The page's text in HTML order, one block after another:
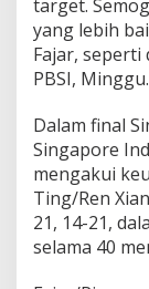
target.
yang lebih
Fajar,
PBSI, Minggu.
Dalam final
Singapore
mengakui
Ting/Ren
21, 14-21,
selama 40